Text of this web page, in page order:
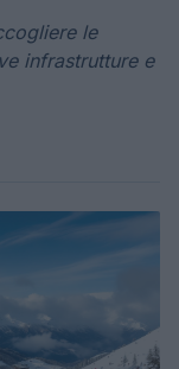
le
infrastrutture e